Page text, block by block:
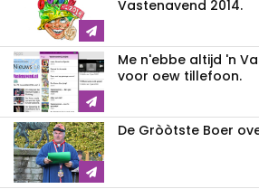
Vastenavend 2014.
Me n'ebbe altijd 'n
voor oew tillefoon.
De Gròòtste Boer